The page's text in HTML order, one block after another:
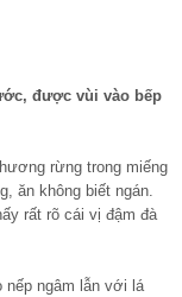
được vùi vào bếp
rừng trong miếng
ăn không biết ngán.
rất rõ cái vị đậm đà
ngâm lẫn với lá